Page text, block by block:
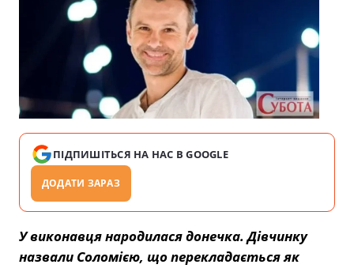
ПІДПИШІТЬСЯ НА НАС В GOOGLE
ДОДАТИ ЗАРАЗ
У виконавця народилася донечка. Дівчинку
назвали Соломією, що перекладається як